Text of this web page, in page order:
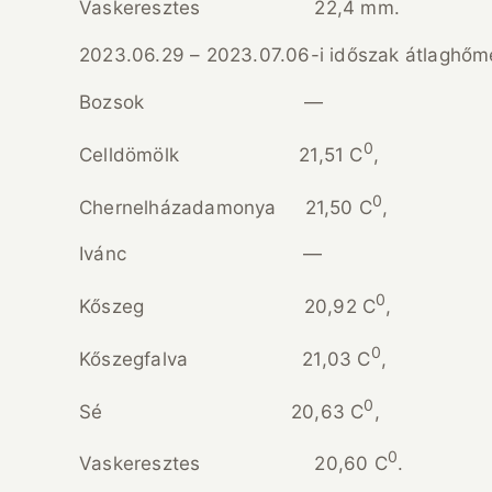
Vaskeresztes 22,4 mm.
2023.06.29 – 2023.07.06-i időszak
Bozsok —
Celldömölk 21,51 C0,
Chernelházadamonya 21,50 C0,
Ivánc —
Kőszeg 20,92 C0,
Kőszegfalva 21,03 C0,
Sé 20,63 C0 ,
Vaskeresztes 20,60 C0.